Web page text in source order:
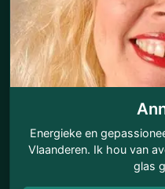
Energieke en
Vlaanderen. Ik hou van
glas